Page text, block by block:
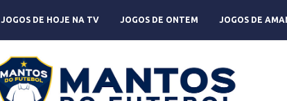
JOGOS DE HOJE NA TV JOGOS DE ONTEM JOGOS DE